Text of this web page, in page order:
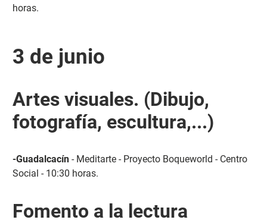
horas.
3 de junio
Artes visuales. (Dibujo,
fotografía, escultura,...)
-Guadalcacín- Meditarte - Proyecto Boqueworld - Centro
Social - 10:30 horas.
Fomento a la lectura